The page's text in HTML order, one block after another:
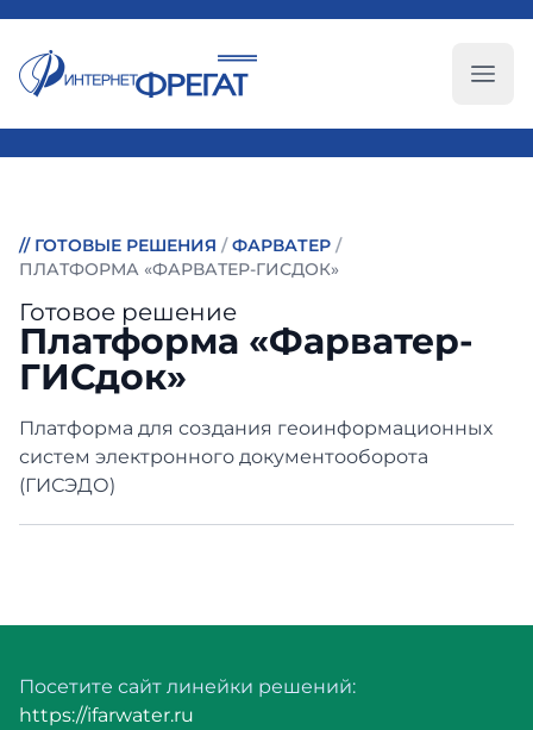
// ГОТОВЫЕ РЕШЕНИЯ / ФАРВАТЕР /
ПЛАТФОРМА «ФАРВАТЕР-ГИСДОК»
Готовое решение
Платформа «Фарватер-
ГИСдок»
Платформа для создания геоинформационных
систем электронного документооборота
(ГИСЭДО)
Посетите сайт линейки решений:
https://ifarwater.ru